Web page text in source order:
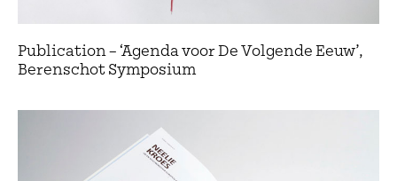
Publication – ‘Agenda voor De Volgende Eeuw’,
Berenschot Symposium